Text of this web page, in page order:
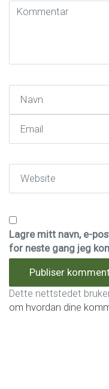
Kommentar
Lagre mitt navn, e-
for neste gang jeg
Dette nettstedet
om hvordan dine